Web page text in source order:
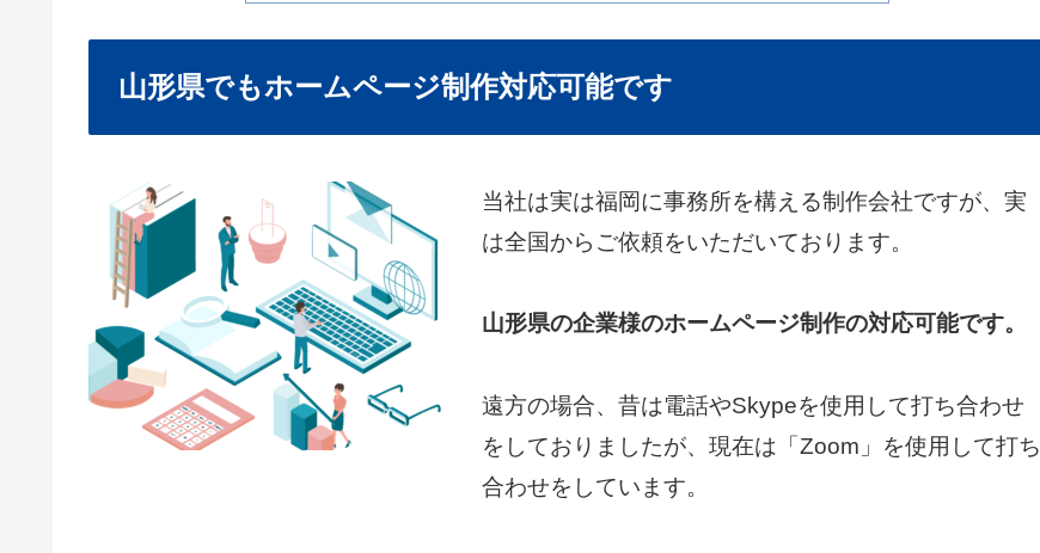
山形県でもホームページ制作対応可能です
当社は実は福岡に事務所を構える制作会社ですが、実
は全国からご依頼をいただいております。
山形県の企業様のホームページ制作の対応可能です。
遠方の場合、昔は電話やSkypeを使用して打ち合わせ
をしておりましたが、現在は「Zoom」を使用して打ち
合わせをしています。